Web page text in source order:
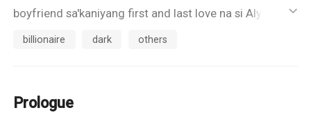
boyfriend sa'kaniyang first and last love na si Alyana.
Ngunit isang trahedya ang magbabago ng kanilang
She managed her family business when her parents
ic_default
billionaire dark others
Prologue